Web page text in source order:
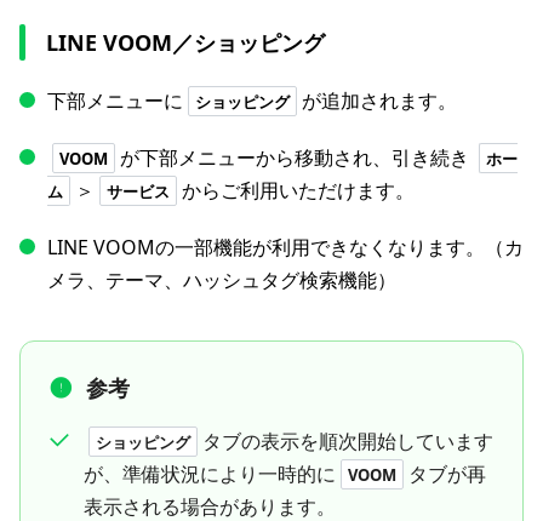
LINE VOOM／ショッピング
下部メニューに ショッピング が追加されます。
VOOM が下部メニューから移動され、引き続き
ホー
ム
＞ サービス からご利用いただけます。
LINE VOOMの一部機能が利用できなくなります。（カ
メラ、テーマ、ハッシュタグ検索機能）
参考
ショッピング
タブの表示を順次開始しています
が、準備状況により一時的に
VOOM
タブが再
表示される場合があります。